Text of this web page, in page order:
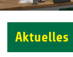
Aktuelles